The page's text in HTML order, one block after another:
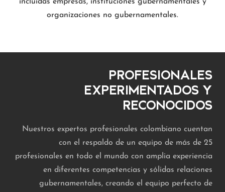
organizaciones no gubernamentales.
PROFESIONALES
EXPERIMENTADOS Y
RECONOCIDOS
Nuestros expertos profesionales colombiano cuentan
con el respaldo de un equipo de más de 25
profesionales en todo el mundo con amplia experiencia
en diferentes competencias y sólidas relaciones
gubernamentales, creando el equipo perfecto de